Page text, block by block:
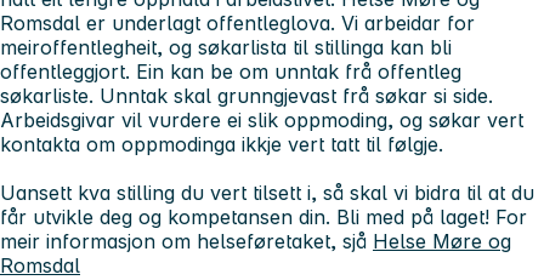
Romsdal er underlagt offentleglova. Vi arbeidar for
meiroffentlegheit, og søkarlista til stillinga kan bli
offentleggjort. Ein kan be om unntak frå offentleg
søkarliste. Unntak skal grunngjevast frå søkar si side.
Arbeidsgivar vil vurdere ei slik oppmoding, og søkar vert
kontakta om oppmodinga ikkje vert tatt til følgje.
Uansett kva stilling du vert tilsett i, så skal vi bidra til at du
får utvikle deg og kompetansen din. Bli med på laget! For
meir informasjon om helseføretaket, sjå Helse Møre og
Romsdal